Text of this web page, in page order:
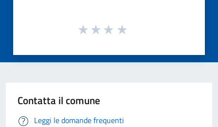
Contatta il comune
Leggi le domande frequenti